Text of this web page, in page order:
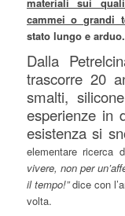
cammei o grandi
stato lungo e arduo.
Dalla
trascorre 20
smalti,
esperienze in
esistenza si
elementare ricerca
vivere, non per
il tempo!”dice con
volta.